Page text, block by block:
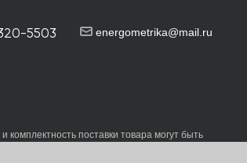
5503 energometrika@mail.ru
поставки товара могут быть